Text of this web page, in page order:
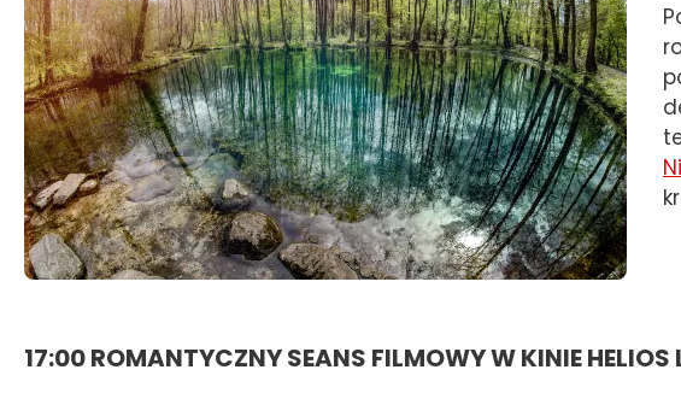
17:00 ROMANTYCZNY SEANS FILMOWY W KINIE